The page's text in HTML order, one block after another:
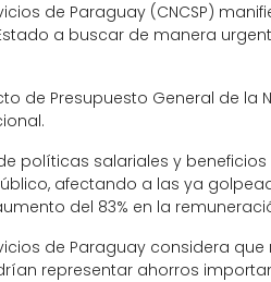
de Paraguay (CNCSP)
a buscar de manera
de Presupuesto General de
políticas salariales y
afectando a las ya
del 83% en la
de Paraguay considera
representar ahorros